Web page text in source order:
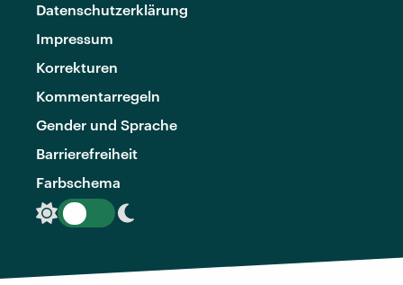
Datenschutzerklärung
Impressum
Korrekturen
Kommentarregeln
Gender und Sprache
Barrierefreiheit
Farbschema